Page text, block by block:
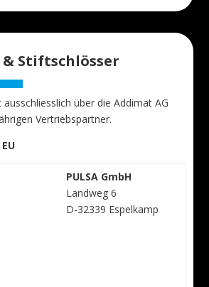
Stiftschlösser
über die Addimat AG
Vertriebspartner.
PULSA GmbH
Landweg 6
D-32339 Espelkamp